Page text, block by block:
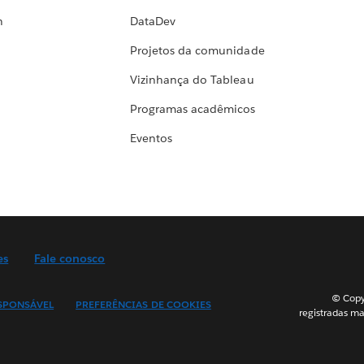
DataDev
Projetos da comunidade
Vizinhança do Tableau
Programas acadêmicos
Eventos
Fale conosco
PREFERÊNCIAS DE COOKIES
©
registradas